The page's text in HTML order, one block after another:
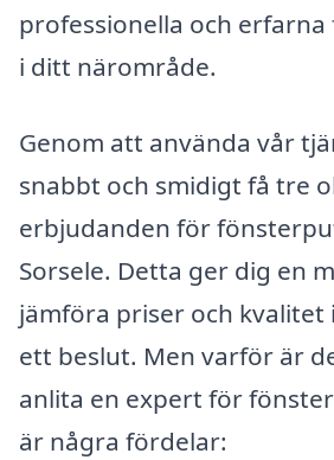
professionella och
i ditt närområde.
Genom att använda vår
snabbt och smidigt få tre
erbjudanden för
Sorsele. Detta ger dig en
jämföra priser och
ett beslut. Men varför är
anlita en expert för
är några fördelar: